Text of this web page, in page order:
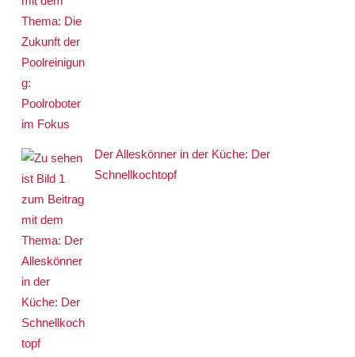
Der Alleskönner in der Küche: Der
Schnellkochtopf